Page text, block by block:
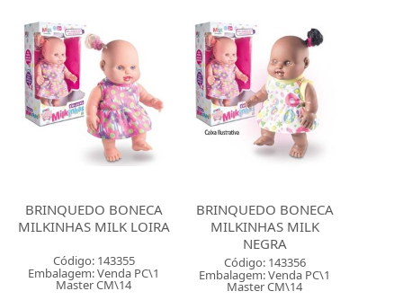
BRINQUEDO BONECA
MILKINHAS MILK LOIRA
Código: 143355
Embalagem: Venda PC\1
Master CM\14
BRINQUEDO BONECA
MILKINHAS MILK
NEGRA
Código: 143356
Embalagem: Venda PC\1
Master CM\14